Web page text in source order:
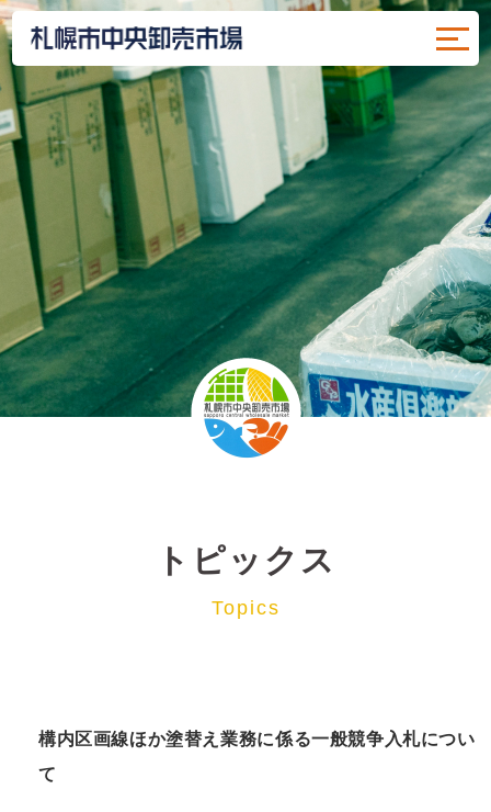
トピックス
Topics
構内区画線ほか塗替え業務に係る一般競争入札につい
て